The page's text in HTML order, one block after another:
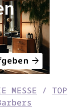
MESSE / TOP